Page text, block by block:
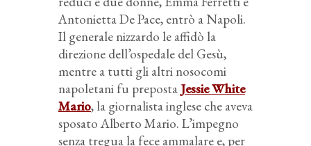
Antonietta De Pace, entrò a Napoli.
Il generale nizzardo le affidò la
direzione dell’ospedale del Gesù,
mentre a tutti gli altri nosocomi
napoletani fu preposta Jessie White
Mario, la giornalista inglese che aveva
sposato Alberto Mario. L’impegno
senza tregua la fece ammalare e, per